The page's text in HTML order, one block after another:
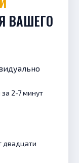
ВАШЕГО
2-7 минут
двадцати